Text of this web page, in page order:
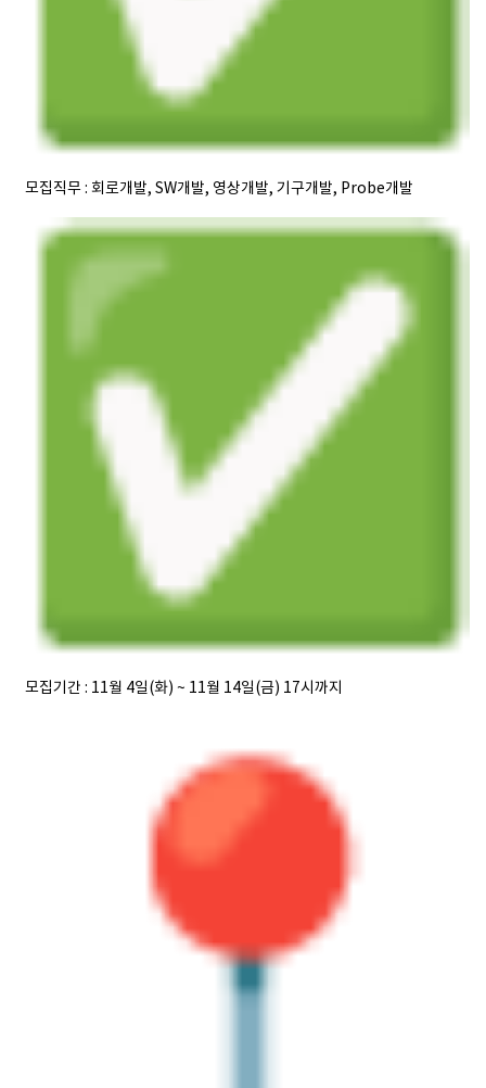
모집직무: 회로개발, SW개발, 영상개발, 기구개발, Probe개발
모집기간 : 11월 4일(화) ~ 11월 14일(금) 17시까지